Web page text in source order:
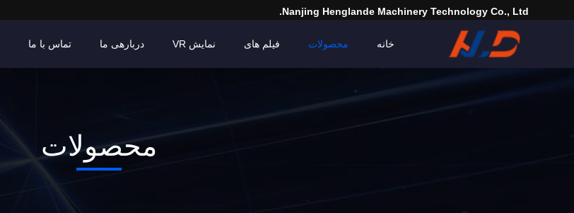
Nanjing Henglande Machinery Technology Co., Ltd.
خانه محصولات فیلم های نمایش VR دربارهی ما تماس با ما
محصولات